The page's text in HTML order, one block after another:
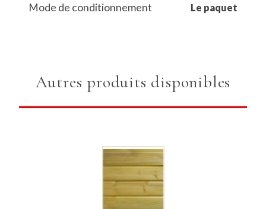
Mode de conditionnement Le paquet
Autres produits disponibles